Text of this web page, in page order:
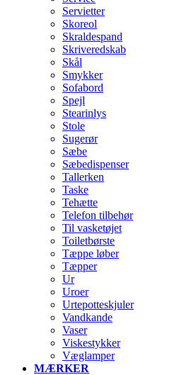
Servietter
Skoreol
Skraldespand
Skriveredskab
Skål
Smykker
Sofabord
Spejl
Stearinlys
Stole
Sugerør
Sæbe
Sæbedispenser
Tallerken
Taske
Tehætte
Telefon tilbehør
Til vasketøjet
Toiletbørste
Tæppe løber
Tæpper
Ur
Uroer
Urtepotteskjuler
Vandkande
Vaser
Viskestykker
Væglamper
MÆRKER